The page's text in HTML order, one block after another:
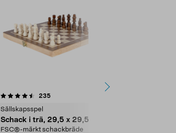
235recensioner
Sällskapsspel
Schack i trä, 29,5 x 29,5 cm
FSC®-märkt schackbräde
3.5 av 5 stjärnor